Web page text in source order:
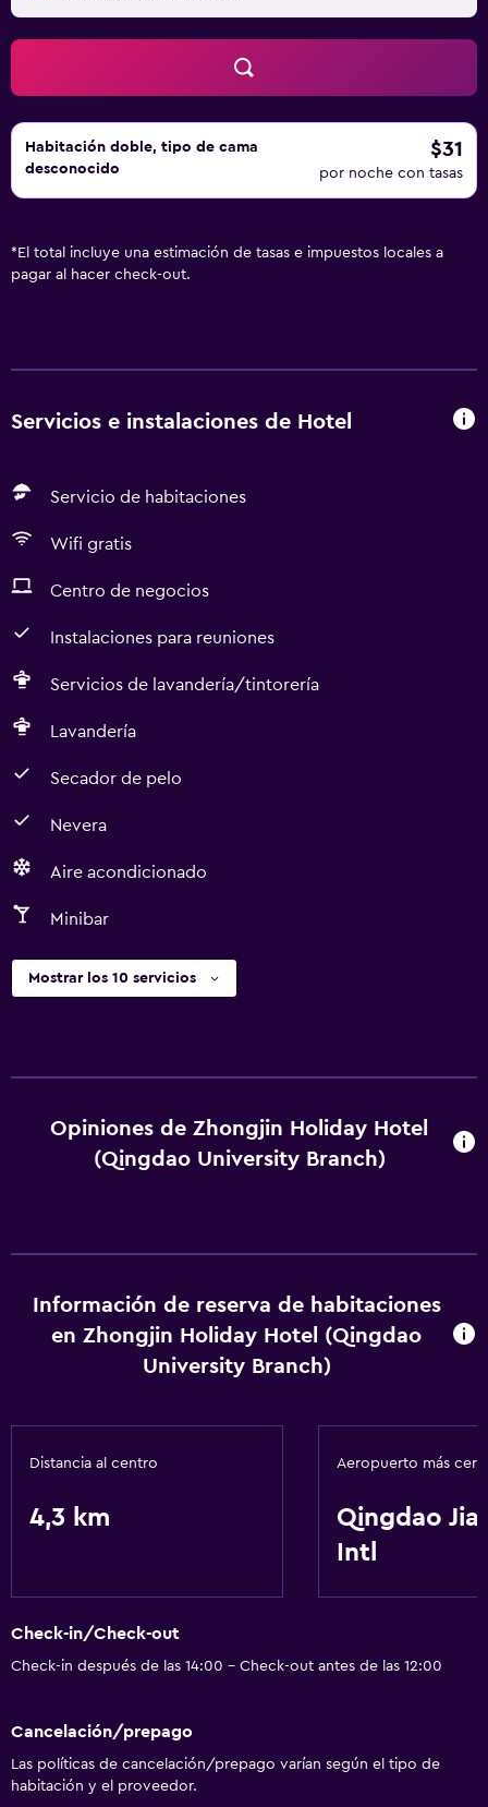
Habitación doble, tipo de cama
desconocido
$31
por noche con tasas
* El total incluye una estimación de tasas e impuestos locales a
pagar al hacer check-out.
Servicios e instalaciones de Hotel
Servicio de habitaciones
Wifi gratis
Centro de negocios
Instalaciones para reuniones
Servicios de lavandería/tintorería
Lavandería
Secador de pelo
Nevera
Aire acondicionado
Minibar
Mostrar los 10 servicios
Opiniones de Zhongjin Holiday Hotel
(Qingdao University Branch)
Información de reserva de habitaciones
en Zhongjin Holiday Hotel (Qingdao
University Branch)
Distancia al centro
4,3 km
Aeropuerto más
Qingdao
Intl
Check-in/Check-out
Check-in después de las 14:00 - Check-out antes de las 12:00
Cancelación/prepago
Las políticas de cancelación/prepago varían según el tipo de
habitación y el proveedor.